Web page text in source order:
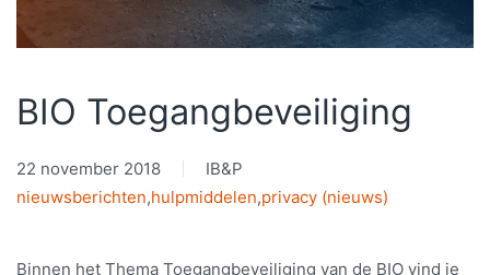
BIO Toegangbeveiliging
22 november 2018
IB&P
nieuwsberichten,hulpmiddelen,privacy (nieuws)
Binnen het Thema Toegangbeveiliging van de BIO vind je